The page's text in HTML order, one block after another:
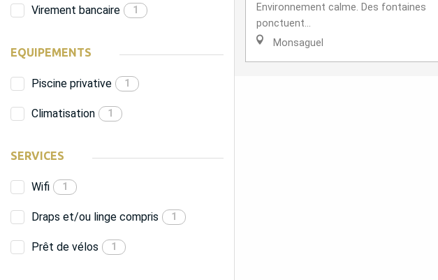
Virement bancaire 1
EQUIPEMENTS
Piscine privative 1
Climatisation 1
SERVICES
Wifi 1
Draps et/ou linge compris 1
Prêt de vélos 1
Environnement calme. Des fontaines
ponctuent...
Monsaguel